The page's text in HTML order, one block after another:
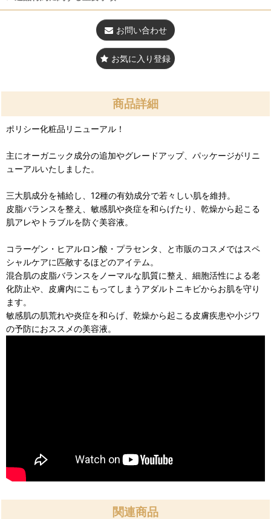
お問い合わせ
お気に入り登録
商品詳細
ポリシー化粧品リニューアル！
主にオーガニック成分の追加やグレードアップ、パッケージがリニ
ューアルいたしました。
三大肌成分を補給し、12種の有効成分で若々しい肌を維持。
皮脂バランスを整え、敏感肌や炎症を和らげたり、乾燥から起こる
肌アレやトラブルを防ぐ美容液。
コラーゲン・ヒアルロン酸・プラセンタ、と市販のコスメではスペ
シャルケアに匹敵するほどのアイテム。
混合肌の皮脂バランスをノーマルな肌質に整え、細胞活性による老
化防止や、皮膚内にこもってしまうアダルトニキビからお肌を守り
ます。
敏感肌の肌荒れや炎症を和らげ、乾燥から起こる皮膚疾患や小ジワ
の予防におススメの美容液。
関連商品